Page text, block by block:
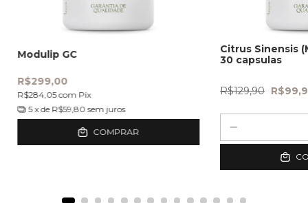
Modulip GC
R$299,00
R$284,05com Pix
5 x de R$59,80 sem juros
COMPRAR
Citrus Sinensis
30 capsulas
R$129,90